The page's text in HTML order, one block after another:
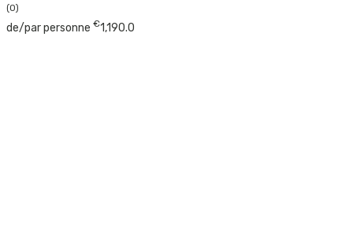
(0)
de/par personne €1,190.0